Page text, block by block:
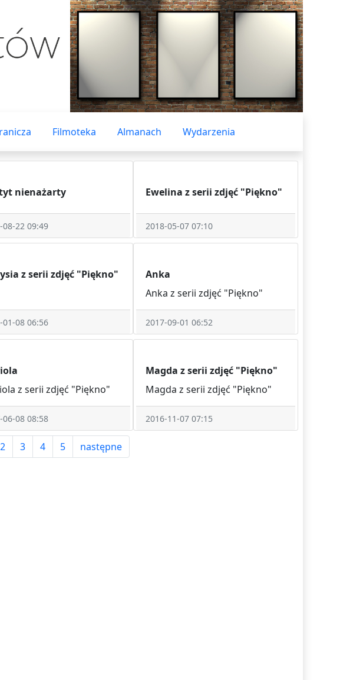
Filmoteka Almanach Wydarzenia
nienażarty
08-22 09:49
Ewelina z serii zdjęć "Piękno"
2018-05-07 07:10
z serii zdjęć "Piękno"
01-08 06:56
Anka
Anka z serii zdjęć "Piękno"
2017-09-01 06:52
z serii zdjęć "Piękno"
06-08 08:58
Magda z serii zdjęć "Piękno"
Magda z serii zdjęć "Piękno"
2016-11-07 07:15
2 3 4 5 następne